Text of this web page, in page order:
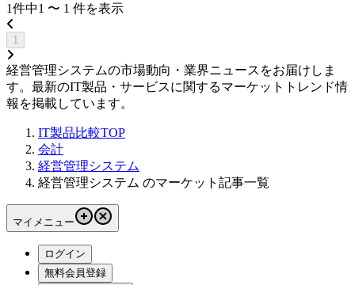
1件中1 〜 1 件を表示
1
経営管理システムの市場動向・業界ニュースをお届けしま
す。最新のIT製品・サービスに関するマーケットトレンド情
報を掲載しています。
IT製品比較TOP
会計
経営管理システム
経営管理システム のマーケット記事一覧
マイメニュー
ログイン
無料会員登録